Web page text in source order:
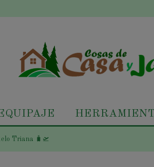
Triana 🧳🛫